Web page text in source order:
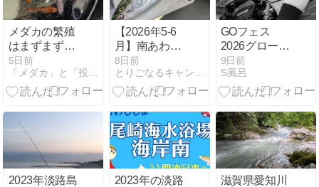
メダカの繁殖
はまずまず。
釣りはいまひ
とつ。。。
5日前
「メダカ」と「投げ釣り」のページ
【2026年5‐6
月】南あわじ
夕日の丘丸山
キャンプ場に
て、釣りキャ
8日前
とりごなるキャンプな気持ち
GOフェス
2026グローバ
ルの補填イベ
に滑り込み参
戦！キングダ
GOして来た！
9日前
S風呂
2023年淡路島
2023年の淡路
滋賀県愛知川